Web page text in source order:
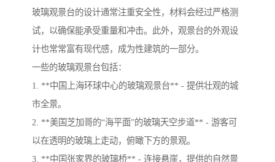
玻璃观景台的设计通常注重安全性，材料会经过严格测
试，以确保能承受重量和冲击。此外，观景台的外观设
计也常常富有现代感，成为性建筑的一部分。
一些的玻璃观景台包括：
1. **中国上海环球中心的玻璃观景台** - 提供壮观的城
市全景。
2. **美国芝加哥的“海平面”的玻璃天空步道** - 游客可
以在透明的玻璃上走动，俯瞰下方的景观。
3. **中国张家界的玻璃桥** - 连接悬崖，提供的自然景